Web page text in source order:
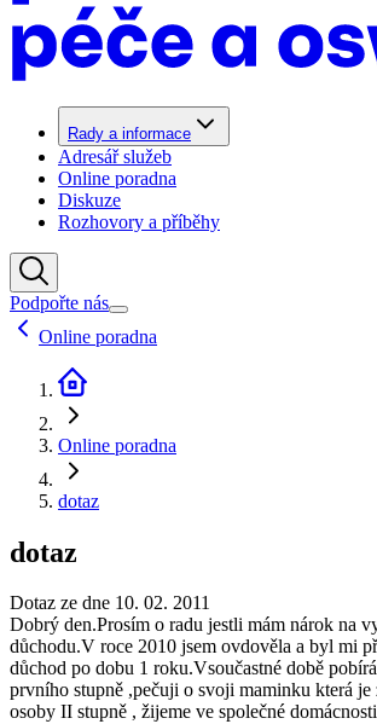
Rady a informace
Adresář služeb
Online poradna
Diskuze
Rozhovory a příběhy
Podpořte nás
Online poradna
Online poradna
dotaz
dotaz
Dotaz ze dne 10. 02. 2011
Dobrý den.Prosím o radu jestli mám nárok na
důchodu.V roce 2010 jsem ovdověla a byl mi
důchod po dobu 1 roku.Vsoučastné době
prvního stupně ,pečuji o svoji maminku která je
osoby II stupně , žijeme ve společné